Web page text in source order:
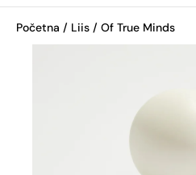
Početna / Liis / Of True Minds